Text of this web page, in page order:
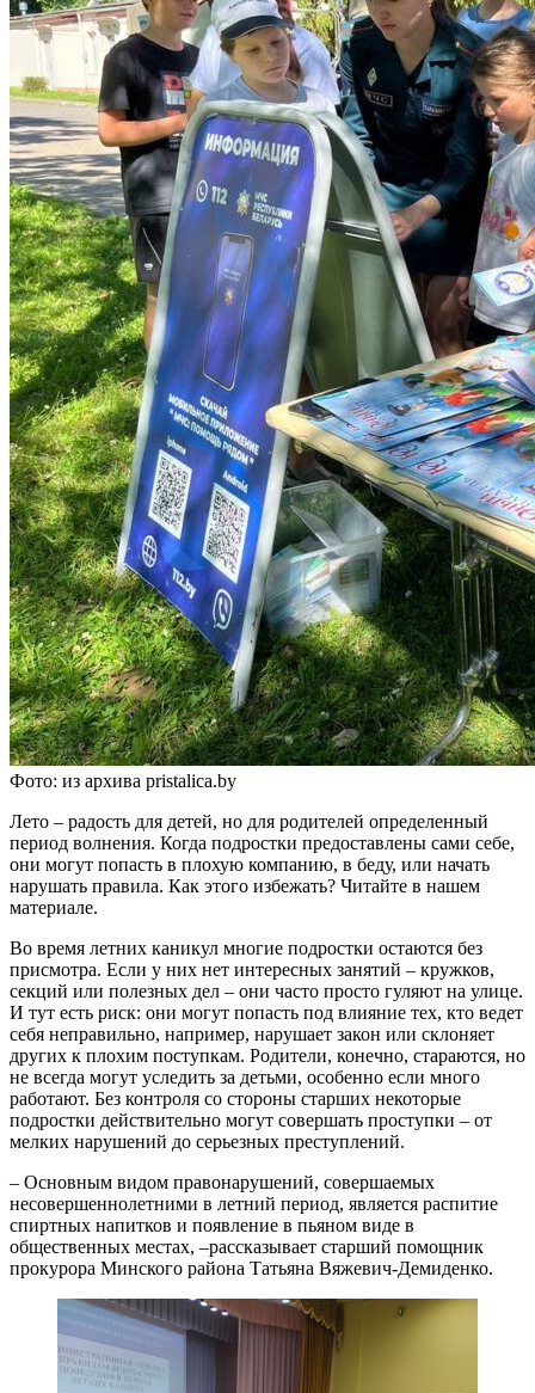
Фото: из архива pristalica.by
Лето – радость для детей, но для родителей определенный
период волнения. Когда подростки предоставлены сами себе,
они могут попасть в плохую компанию, в беду, или начать
нарушать правила. Как этого избежать? Читайте в нашем
материале.
Во время летних каникул многие подростки остаются без
присмотра. Если у них нет интересных занятий – кружков,
секций или полезных дел – они часто просто гуляют на улице.
И тут есть риск: они могут попасть под влияние тех, кто ведет
себя неправильно, например, нарушает закон или склоняет
других к плохим поступкам. Родители, конечно, стараются, но
не всегда могут уследить за детьми, особенно если много
работают. Без контроля со стороны старших некоторые
подростки действительно могут совершать проступки – от
мелких нарушений до серьезных преступлений.
– Основным видом правонарушений, совершаемых
несовершеннолетними в летний период, является распитие
спиртных напитков и появление в пьяном виде в
общественных местах, –рассказывает старший помощник
прокурора Минского района Татьяна Вяжевич-Демиденко.